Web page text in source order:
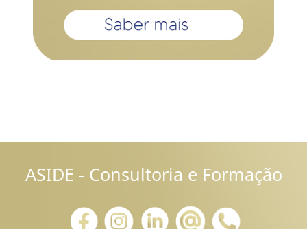
ASIDE - Consultoria e Formação